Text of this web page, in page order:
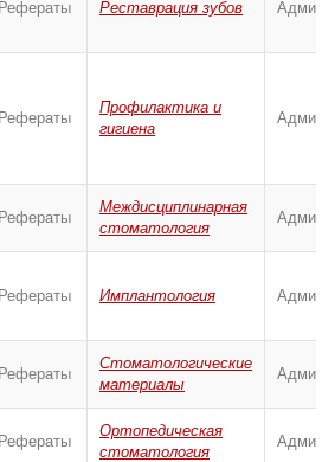
Рефераты Реставрация зубов
Рефераты
Профилактика и
гигиена
Рефераты
Междисциплинарная
стоматология
Рефераты Имплантология
Рефераты
Стоматологические
материалы
Рефераты
Ортопедическая
стоматология